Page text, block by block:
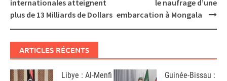
internationales atteignent
plus de 13 Milliards de Dollars
le naufrage d’une
embarcation à Mongala
ARTICLES RÉCENTS
Libye : Al-Menfi
Guinée-Bissau :